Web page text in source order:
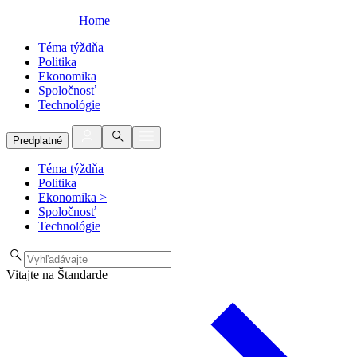
Home
Téma týždňa
Politika
Ekonomika
Spoločnosť
Technológie
Predplatné
Téma týždňa
Politika
Ekonomika >
Spoločnosť
Technológie
Vitajte na Štandarde